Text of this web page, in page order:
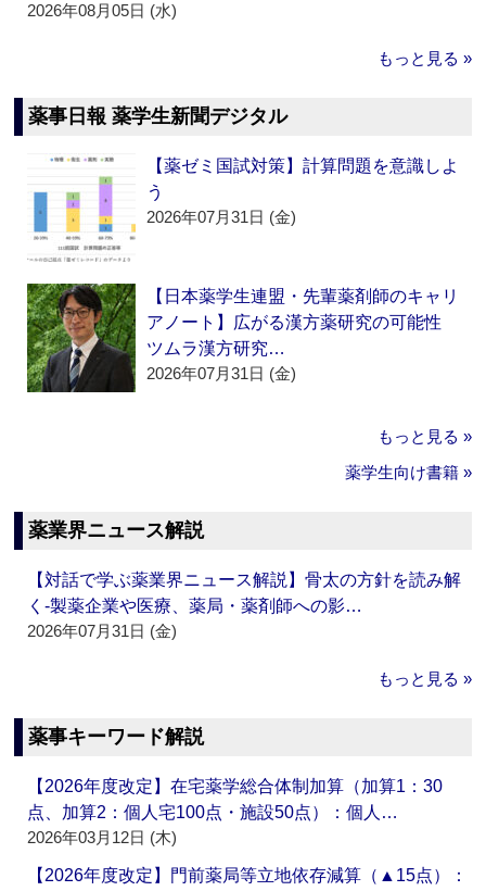
2026年08月05日 (水)
もっと見る »
薬事日報 薬学生新聞デジタル
【薬ゼミ国試対策】計算問題を意識しよ
う
2026年07月31日 (金)
【日本薬学生連盟・先輩薬剤師のキャリ
アノート】広がる漢方薬研究の可能性
ツムラ漢方研究…
2026年07月31日 (金)
もっと見る »
薬学生向け書籍 »
薬業界ニュース解説
【対話で学ぶ薬業界ニュース解説】骨太の方針を読み解
く‐製薬企業や医療、薬局・薬剤師への影…
2026年07月31日 (金)
もっと見る »
薬事キーワード解説
【2026年度改定】在宅薬学総合体制加算（加算1：30
点、加算2：個人宅100点・施設50点）：個人…
2026年03月12日 (木)
【2026年度改定】門前薬局等立地依存減算（▲15点）：